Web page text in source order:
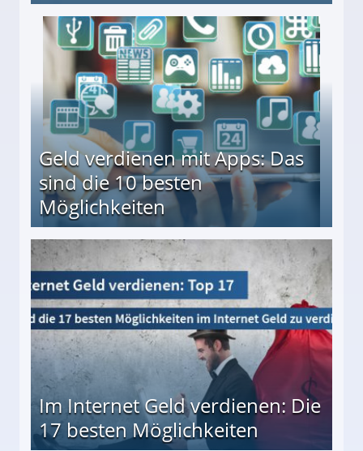
↻ Täglich neue Produkttests
Geld verdienen mit Apps: Das
sind die 10 besten
Möglichkeiten
besten Möglichkeiten
Im Internet Geld verdienen: Die
17 besten Möglichkeiten